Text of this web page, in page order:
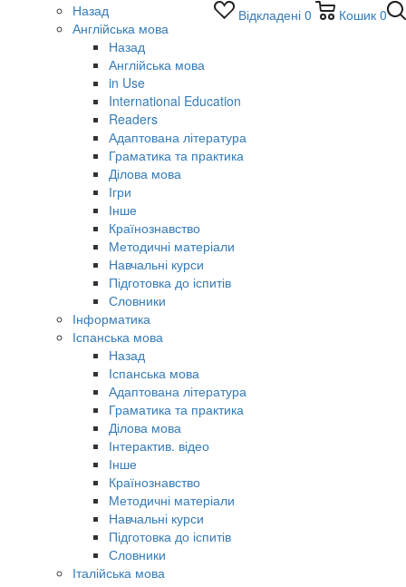
Відкладені 0 Кошик 0
Назад
Англійська мова
Назад
Англійська мова
in Use
International Education
Readers
Адаптована література
Граматика та практика
Ділова мова
Ігри
Інше
Країнознавство
Методичні матеріали
Навчальні курси
Підготовка до іспитів
Словники
Інформатика
Іспанська мова
Назад
Іспанська мова
Адаптована література
Граматика та практика
Ділова мова
Інтерактив. відео
Інше
Країнознавство
Методичні матеріали
Навчальні курси
Підготовка до іспитів
Словники
Італійська мова